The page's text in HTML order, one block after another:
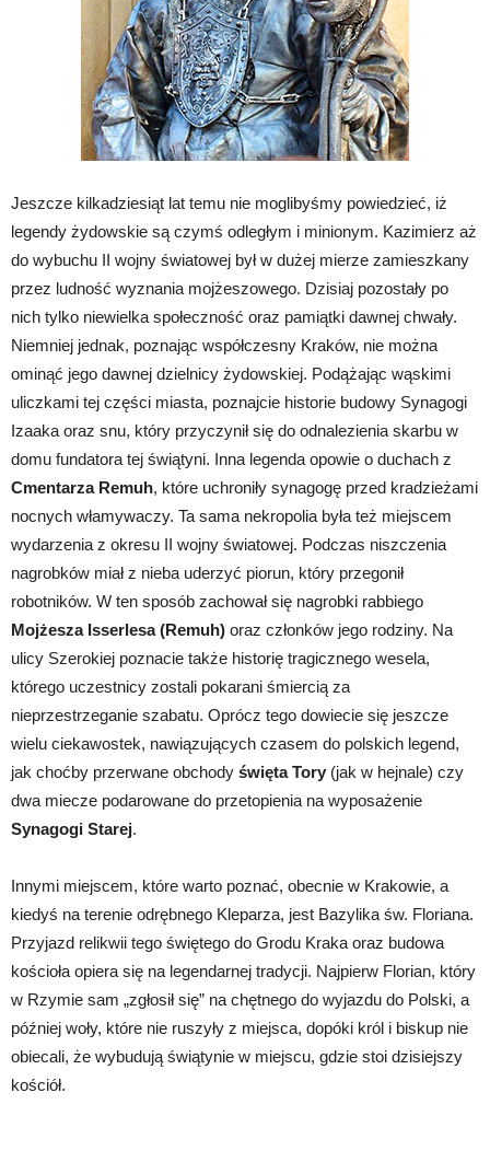
Jeszcze kilkadziesiąt lat temu nie moglibyśmy powiedzieć, iż
legendy żydowskie są czymś odległym i minionym. Kazimierz aż
do wybuchu II wojny światowej był w dużej mierze zamieszkany
przez ludność wyznania mojżeszowego. Dzisiaj pozostały po
nich tylko niewielka społeczność oraz pamiątki dawnej chwały.
Niemniej jednak, poznając współczesny Kraków, nie można
ominąć jego dawnej dzielnicy żydowskiej. Podążając wąskimi
uliczkami tej części miasta, poznajcie historie budowy Synagogi
Izaaka oraz snu, który przyczynił się do odnalezienia skarbu w
domu fundatora tej świątyni. Inna legenda opowie o duchach z
Cmentarza Remuh, które uchroniły synagogę przed kradzieżami
nocnych włamywaczy. Ta sama nekropolia była też miejscem
wydarzenia z okresu II wojny światowej. Podczas niszczenia
nagrobków miał z nieba uderzyć piorun, który przegonił
robotników. W ten sposób zachował się nagrobki rabbiego
Mojżesza Isserlesa (Remuh) oraz członków jego rodziny. Na
ulicy Szerokiej poznacie także historię tragicznego wesela,
którego uczestnicy zostali pokarani śmiercią za
nieprzestrzeganie szabatu. Oprócz tego dowiecie się jeszcze
wielu ciekawostek, nawiązujących czasem do polskich legend,
jak choćby przerwane obchody święta Tory (jak w hejnale) czy
dwa miecze podarowane do przetopienia na wyposażenie
Synagogi Starej.
Innymi miejscem, które warto poznać, obecnie w Krakowie, a
kiedyś na terenie odrębnego Kleparza, jest Bazylika św. Floriana.
Przyjazd relikwii tego świętego do Grodu Kraka oraz budowa
kościoła opiera się na legendarnej tradycji. Najpierw Florian, który
w Rzymie sam „zgłosił się” na chętnego do wyjazdu do Polski, a
później woły, które nie ruszyły z miejsca, dopóki król i biskup nie
obiecali, że wybudują świątynie w miejscu, gdzie stoi dzisiejszy
kościół.